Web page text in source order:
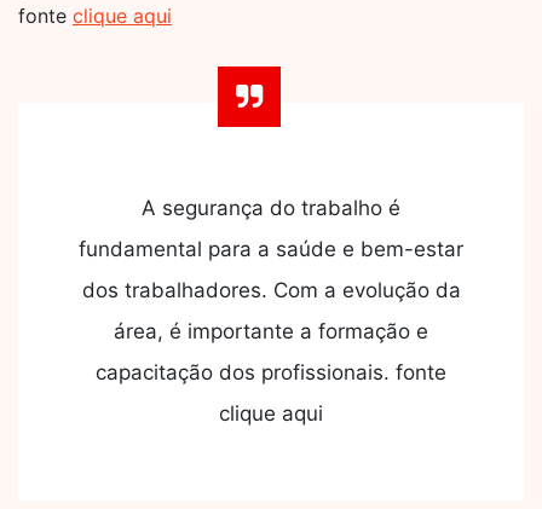
fonte clique aqui
A segurança do trabalho é
fundamental para a saúde e bem-estar
dos trabalhadores. Com a evolução da
área, é importante a formação e
capacitação dos profissionais. fonte
clique aqui